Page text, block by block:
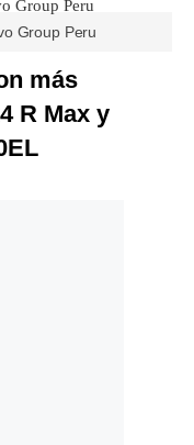
Group Peru
más
R Max y